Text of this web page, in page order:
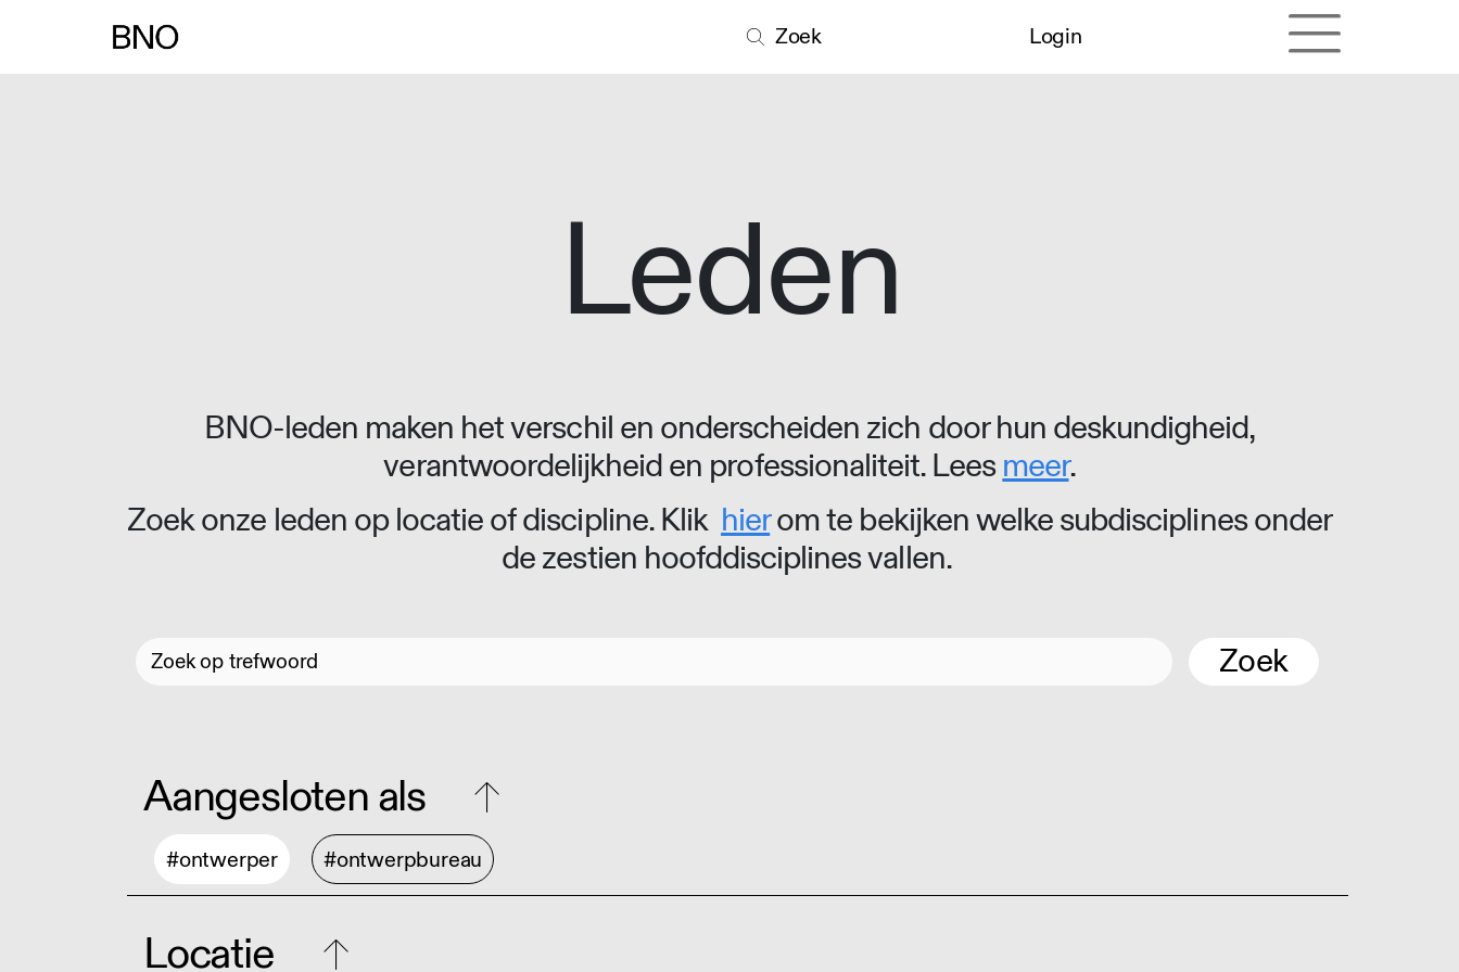
Zoek Login
Leden
BNO-leden maken het verschil en onderscheiden zich door hun deskundigheid,
verantwoordelijkheid en professionaliteit. Leesmeer.
Zoek onze leden op locatie of discipline. Klik hierom te bekijken welke subdisciplines onder
de zestien hoofddisciplines vallen.
Zoek
Aangesloten als
#ontwerper #ontwerpbureau
Locatie